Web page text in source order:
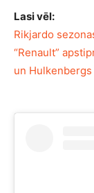
Lasi vēl:
Rikjardo
“Renault”
un Hulkenbergs